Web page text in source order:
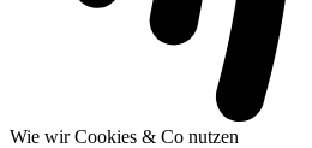
Wie wir Cookies & Co nutzen